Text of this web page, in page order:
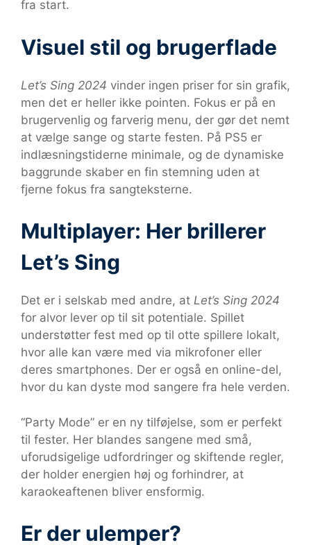
fra start.
Visuel stil og brugerflade
Let’s Sing 2024 vinder ingen priser for sin grafik,
men det er heller ikke pointen. Fokus er på en
brugervenlig og farverig menu, der gør det nemt
at vælge sange og starte festen. På PS5 er
indlæsningstiderne minimale, og de dynamiske
baggrunde skaber en fin stemning uden at
fjerne fokus fra sangteksterne.
Multiplayer: Her brillerer
Let’s Sing
Det er i selskab med andre, at Let’s Sing 2024
for alvor lever op til sit potentiale. Spillet
understøtter fest med op til otte spillere lokalt,
hvor alle kan være med via mikrofoner eller
deres smartphones. Der er også en online-del,
hvor du kan dyste mod sangere fra hele verden.
“Party Mode” er en ny tilføjelse, som er perfekt
til fester. Her blandes sangene med små,
uforudsigelige udfordringer og skiftende regler,
der holder energien høj og forhindrer, at
karaokeaftenen bliver ensformig.
Er der ulemper?